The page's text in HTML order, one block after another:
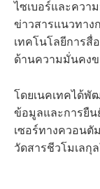
ไซเบอร์และควา
ข่าวสารแนวทา
เทคโนโลยีการสื่
ด้านความมั่นคงข
โดยเนคเทคได้พั
ข้อมูลและการยืน
เซอร์ทางควอนตั
วัดสารชีวโมเลกุ